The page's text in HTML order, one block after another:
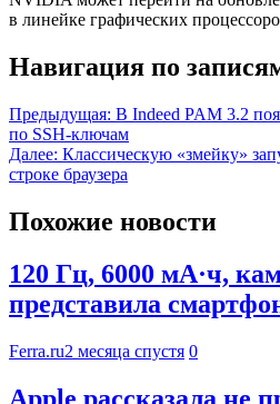
в линейке графических
Навигация по
Предыдущая: В Indeed PAM 3.2
по SSH-ключам
Далее: Классическую «змейку»
строке браузера
Похожие новости
120 Гц, 6000 мА·ч,
представила
Ferra.ru2 месяца спустя 0